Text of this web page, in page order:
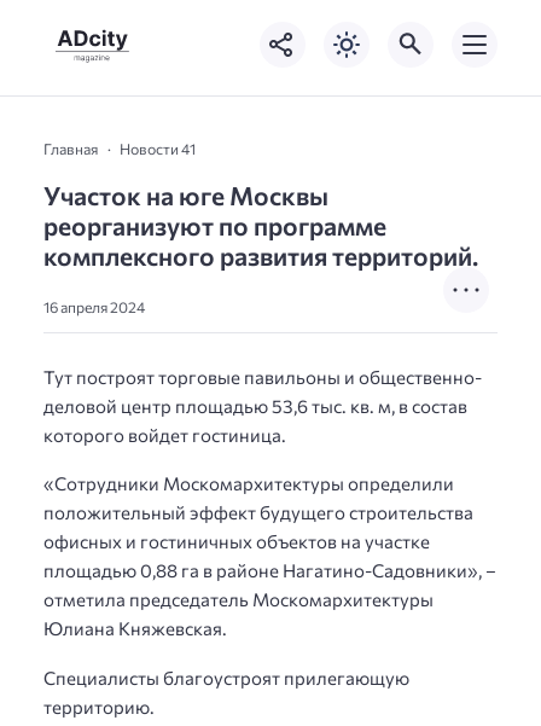
Главная Новости 41
Участок на юге Москвы
реорганизуют по программе
комплексного развития территорий.
16 апреля 2024
Тут построят торговые павильоны и общественно-
деловой центр площадью 53,6 тыс. кв. м, в состав
которого войдет гостиница.
«Сотрудники Москомархитектуры определили
положительный эффект будущего строительства
офисных и гостиничных объектов на участке
площадью 0,88 га в районе Нагатино-Садовники», –
отметила председатель Москомархитектуры
Юлиана Княжевская.
Специалисты благоустроят прилегающую
территорию.